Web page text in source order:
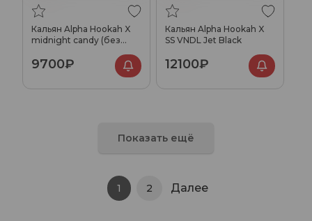
Кальян Alpha Hookah X
midnight candy (без
9700₽
Кальян Alpha Hookah X
SS VNDL Jet Black
12100₽
Показать ещё
1 2 Далее